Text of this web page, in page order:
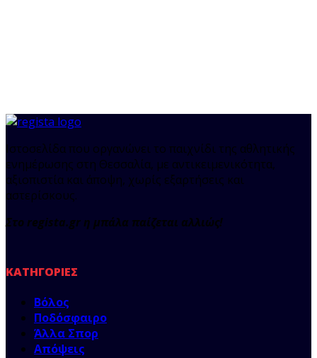
Ιστοσελίδα που οργανώνει το παιχνίδι της αθλητικής
ενημέρωσης στη Θεσσαλία, με αντικειμενικότητα,
αξιοπιστία και άποψη, χωρίς εξαρτήσεις και
αστερίσκους.
Στο regista.gr η μπάλα παίζεται αλλιώς!
ΚΑΤΗΓΟΡΊΕΣ
Βόλος
Ποδόσφαιρο
Άλλα Σπορ
Απόψεις